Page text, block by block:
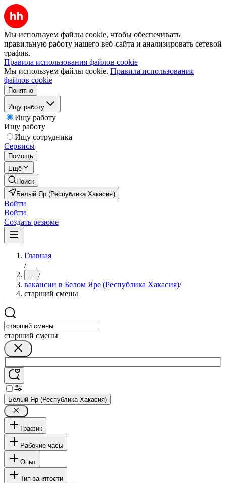
Мы используем файлы cookie, чтобы обеспечивать
правильную работу нашего веб-сайта и анализировать сетевой
трафик.
Правила использования файлов cookie
Мы используем файлы cookie. Правила использования
файлов cookie
Понятно
Ищу работу
Ищу работу
Ищу работу
Ищу сотрудника
Сервисы
Помощь
Ещё
Поиск
Белый Яр (Республика Хакасия)
Войти
Войти
Создать резюме
Главная
/
... /
вакансии в Белом Яре (Республика Хакасия)/
старший смены
старший смены
Белый Яр (Республика Хакасия)
График
Рабочие часы
Опыт
Тип занятости